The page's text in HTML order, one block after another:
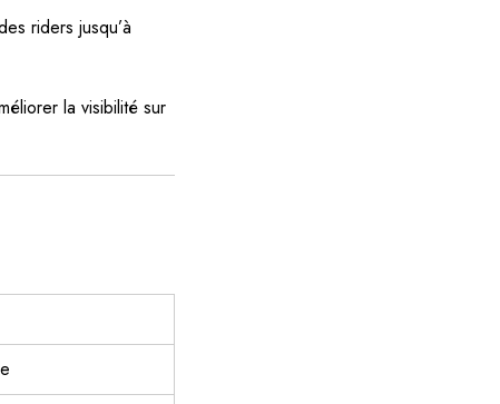
riders jusqu’à
la visibilité sur